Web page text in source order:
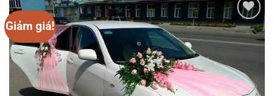
Giảm giá!
Add to
wishlist